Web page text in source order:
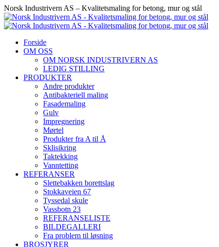
Skip
to
content
Norsk Industrivern AS – Kvalitetsmaling for betong, mur og stål
Forside
OM OSS
OM NORSK INDUSTRIVERN AS
LEDIG STILLING
PRODUKTER
Andre produkter
Antibakteriell maling
Fasademaling
Gulv
Impregnering
Mørtel
Produkter fra A til Å
Sklisikring
Taktekking
Vanntetting
REFERANSER
Slettebakken borettslag
Stokkaveien 67
Tyssedal skule
Vassbotn 23
REFERANSELISTE
BILDEGALLERI
Fra problem til løsning
BROSJYRER